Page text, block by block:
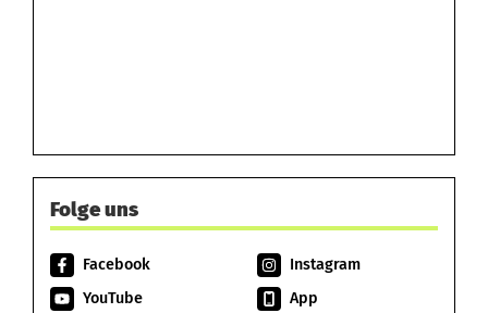
Folge uns
Facebook
Instagram
YouTube
App